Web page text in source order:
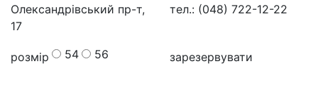
Олександрівський пр-т,
17
тел.: (048) 722-12-22
розмір 54 56 зарезервувати